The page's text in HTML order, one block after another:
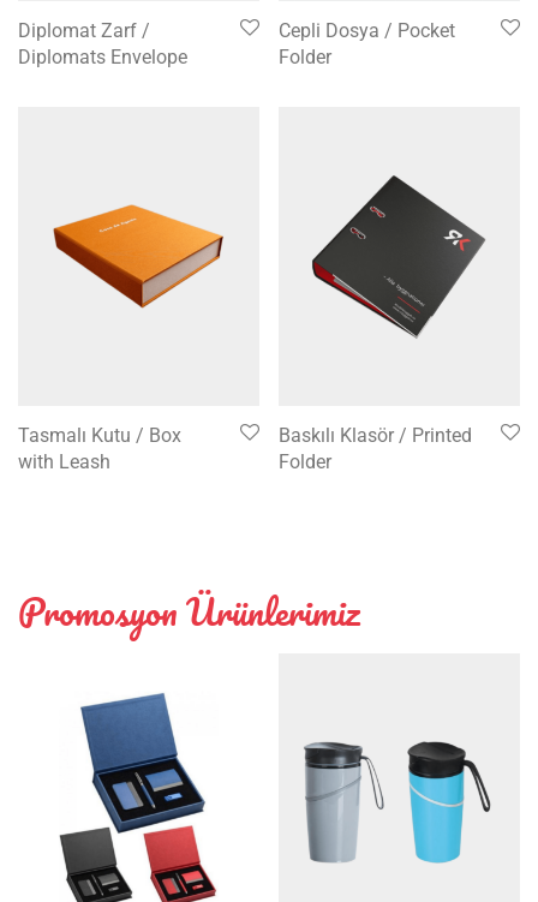
Diplomat Zarf /
Diplomats Envelope
Cepli Dosya / Pocket
Folder
Tasmalı Kutu / Box
with Leash
Baskılı Klasör / Printed
Folder
Promosyon Ürünlerimiz